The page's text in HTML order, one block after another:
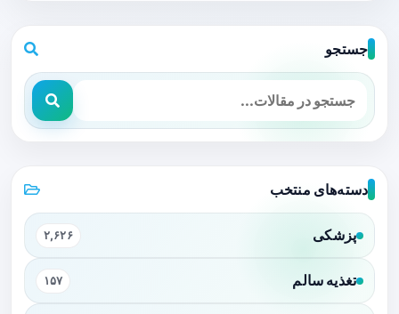
جستجو
دسته‌های منتخب
پزشکی ۲,۶۲۶
تغذیه سالم ۱۵۷